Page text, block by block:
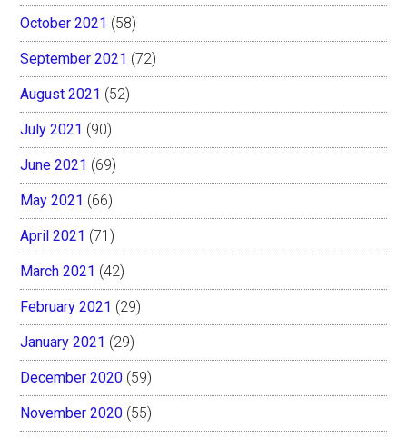
October 2021 (58)
September 2021 (72)
August 2021 (52)
July 2021 (90)
June 2021 (69)
May 2021 (66)
April 2021 (71)
March 2021 (42)
February 2021 (29)
January 2021 (29)
December 2020 (59)
November 2020 (55)